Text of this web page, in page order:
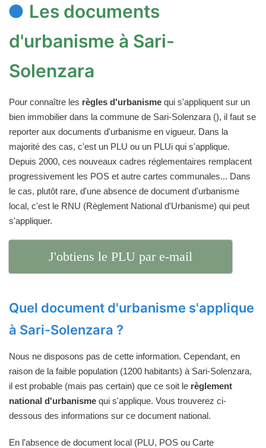
Les documents
d'urbanisme à Sari-
Solenzara
Pour connaître les règles d'urbanisme qui s'appliquent sur un
bien immobilier dans la commune de Sari-Solenzara (), il faut se
reporter aux documents d'urbanisme en vigueur. Dans la
majorité des cas, c'est un PLU ou un PLUi qui s'applique.
Depuis 2000, ces nouveaux cadres réglementaires remplacent
progressivement les POS et autre cartes communales... Dans
le cas, plutôt rare, d'une absence de document d'urbanisme
local, c'est le RNU (Règlement National d'Urbanisme) qui peut
s'appliquer.
J'obtiens le PLU par e-mail
Quel document d'urbanisme s'applique
à Sari-Solenzara ?
Nous ne disposons pas de cette information. Cependant, en
raison de la faible population (1200 habitants) à Sari-Solenzara,
il est probable (mais pas certain) que ce soit le règlement
national d'urbanisme qui s'applique. Vous trouverez ci-
dessous des informations sur ce document national.
En l'absence de document local (PLU, POS ou Carte